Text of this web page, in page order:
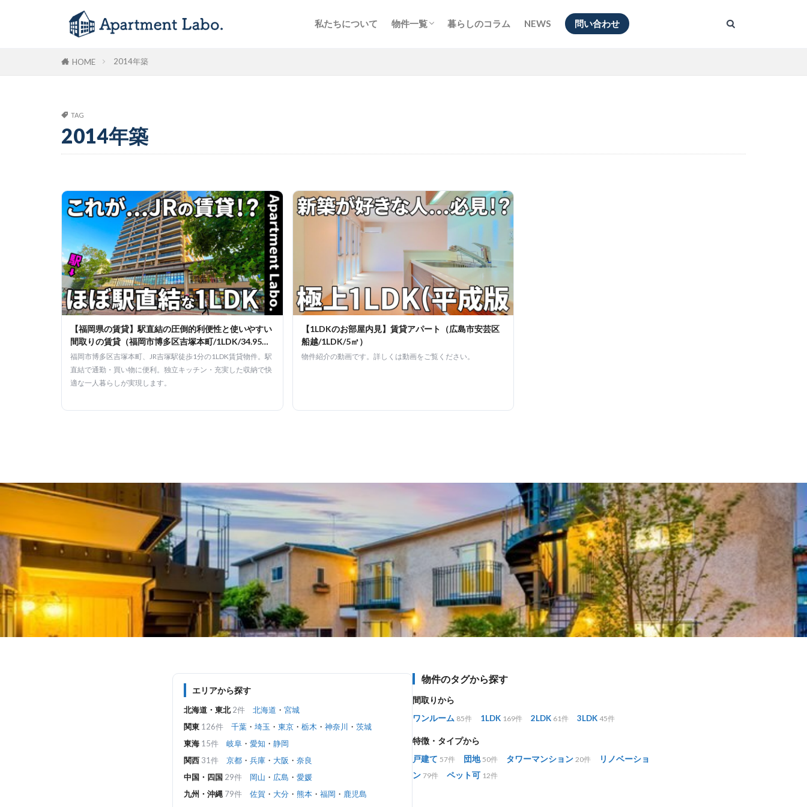
私たちについて 物件一覧 暮らしのコラム NEWS 問い合わせ
HOME 2014年築
TAG
2014年築
【福岡県の賃貸】駅直結の圧倒的利便性と使いやすい
間取りの賃貸（福岡市博多区吉塚本町/1LDK/34.95
㎡）
福岡市博多区吉塚本町、JR吉塚駅徒歩1分の1LDK賃貸物件。駅
直結で通勤・買い物に便利。独立キッチン・充実した収納で快
適な一人暮らしが実現します。
【1LDKのお部屋内見】賃貸アパート（広島市安芸区
船越/1LDK/5㎡）
物件紹介の動画です。詳しくは動画をご覧ください。
エリアから探す
北海道・東北 2件 北海道 ・ 宮城
関東 126件 千葉 ・ 埼玉 ・ 東京 ・ 栃木 ・ 神奈川 ・ 茨城
東海 15件 岐阜 ・ 愛知 ・ 静岡
関西 31件 京都 ・ 兵庫 ・ 大阪 ・ 奈良
中国・四国 29件 岡山 ・ 広島 ・ 愛媛
九州・沖縄 79件 佐賀 ・ 大分 ・ 熊本 ・ 福岡 ・ 鹿児島
物件のタグから探す
間取りから
ワンルーム 85件 1LDK 169件 2LDK 61件 3LDK 45件
特徴・タイプから
戸建て 57件 団地 50件 タワーマンション 20件
リノベーショ
ン 79件 ペット可 12件